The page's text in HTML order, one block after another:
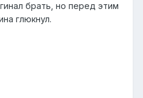
брать, но перед этим
глюкнул.